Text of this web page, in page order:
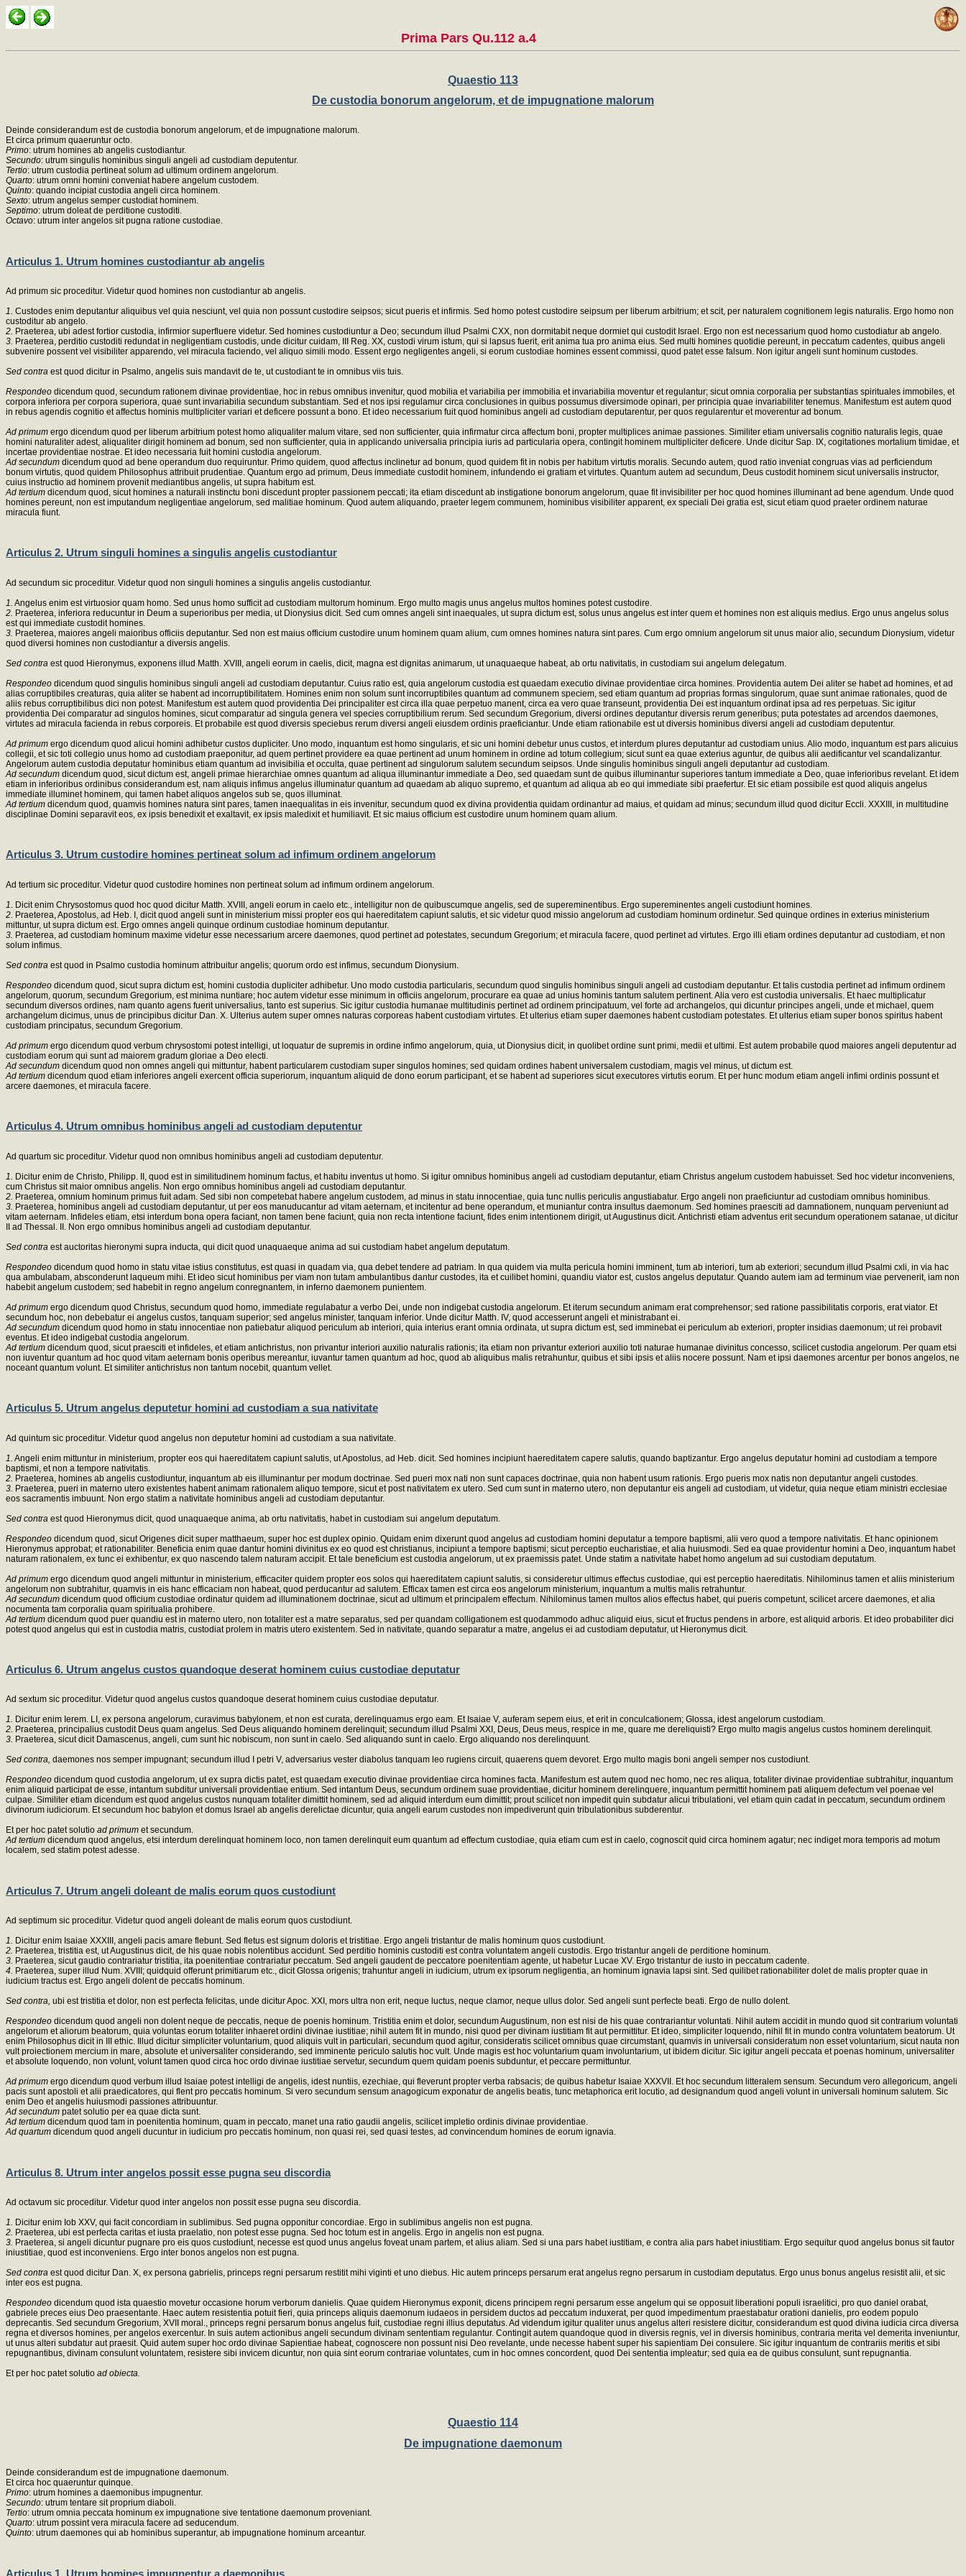
Prima Pars Qu.112 a.4
Quaestio 113
De custodia bonorum angelorum, et de impugnatione malorum
Deinde considerandum est de custodia bonorum angelorum, et de impugnatione malorum.
Et circa primum quaeruntur octo.
Primo: utrum homines ab angelis custodiantur.
Secundo: utrum singulis hominibus singuli angeli ad custodiam deputentur.
Tertio: utrum custodia pertineat solum ad ultimum ordinem angelorum.
Quarto: utrum omni homini conveniat habere angelum custodem.
Quinto: quando incipiat custodia angeli circa hominem.
Sexto: utrum angelus semper custodiat hominem.
Septimo: utrum doleat de perditione custoditi.
Octavo: utrum inter angelos sit pugna ratione custodiae.
Articulus 1. Utrum homines custodiantur ab angelis
Ad primum sic proceditur. Videtur quod homines non custodiantur ab angelis.
1. Custodes enim deputantur aliquibus vel quia nesciunt, vel quia non possunt custodire seipsos; sicut pueris et infirmis. Sed homo potest custodire seipsum per liberum arbitrium; et scit, per naturalem cognitionem legis naturalis. Ergo homo non
custoditur ab angelo.
2. Praeterea, ubi adest fortior custodia, infirmior superfluere videtur. Sed homines custodiuntur a Deo; secundum illud Psalmi CXX, non dormitabit neque dormiet qui custodit Israel. Ergo non est necessarium quod homo custodiatur ab angelo.
3. Praeterea, perditio custoditi redundat in negligentiam custodis, unde dicitur cuidam, III Reg. XX, custodi virum istum, qui si lapsus fuerit, erit anima tua pro anima eius. Sed multi homines quotidie pereunt, in peccatum cadentes, quibus angeli
subvenire possent vel visibiliter apparendo, vel miracula faciendo, vel aliquo simili modo. Essent ergo negligentes angeli, si eorum custodiae homines essent commissi, quod patet esse falsum. Non igitur angeli sunt hominum custodes.
Sed contra est quod dicitur in Psalmo, angelis suis mandavit de te, ut custodiant te in omnibus viis tuis.
Respondeo dicendum quod, secundum rationem divinae providentiae, hoc in rebus omnibus invenitur, quod mobilia et variabilia per immobilia et invariabilia moventur et regulantur; sicut omnia corporalia per substantias spirituales immobiles, et
corpora inferiora per corpora superiora, quae sunt invariabilia secundum substantiam. Sed et nos ipsi regulamur circa conclusiones in quibus possumus diversimode opinari, per principia quae invariabiliter tenemus. Manifestum est autem quod
in rebus agendis cognitio et affectus hominis multipliciter variari et deficere possunt a bono. Et ideo necessarium fuit quod hominibus angeli ad custodiam deputarentur, per quos regularentur et moverentur ad bonum.
Ad primum ergo dicendum quod per liberum arbitrium potest homo aliqualiter malum vitare, sed non sufficienter, quia infirmatur circa affectum boni, propter multiplices animae passiones. Similiter etiam universalis cognitio naturalis legis, quae
homini naturaliter adest, aliqualiter dirigit hominem ad bonum, sed non sufficienter, quia in applicando universalia principia iuris ad particularia opera, contingit hominem multipliciter deficere. Unde dicitur Sap. IX, cogitationes mortalium timidae, et
incertae providentiae nostrae. Et ideo necessaria fuit homini custodia angelorum.
Ad secundum dicendum quod ad bene operandum duo requiruntur. Primo quidem, quod affectus inclinetur ad bonum, quod quidem fit in nobis per habitum virtutis moralis. Secundo autem, quod ratio inveniat congruas vias ad perficiendum
bonum virtutis, quod quidem Philosophus attribuit prudentiae. Quantum ergo ad primum, Deus immediate custodit hominem, infundendo ei gratiam et virtutes. Quantum autem ad secundum, Deus custodit hominem sicut universalis instructor,
cuius instructio ad hominem provenit mediantibus angelis, ut supra habitum est.
Ad tertium dicendum quod, sicut homines a naturali instinctu boni discedunt propter passionem peccati; ita etiam discedunt ab instigatione bonorum angelorum, quae fit invisibiliter per hoc quod homines illuminant ad bene agendum. Unde quod
homines pereunt, non est imputandum negligentiae angelorum, sed malitiae hominum. Quod autem aliquando, praeter legem communem, hominibus visibiliter apparent, ex speciali Dei gratia est, sicut etiam quod praeter ordinem naturae
miracula fiunt.
Articulus 2. Utrum singuli homines a singulis angelis custodiantur
Ad secundum sic proceditur. Videtur quod non singuli homines a singulis angelis custodiantur.
1. Angelus enim est virtuosior quam homo. Sed unus homo sufficit ad custodiam multorum hominum. Ergo multo magis unus angelus multos homines potest custodire.
2. Praeterea, inferiora reducuntur in Deum a superioribus per media, ut Dionysius dicit. Sed cum omnes angeli sint inaequales, ut supra dictum est, solus unus angelus est inter quem et homines non est aliquis medius. Ergo unus angelus solus
est qui immediate custodit homines.
3. Praeterea, maiores angeli maioribus officiis deputantur. Sed non est maius officium custodire unum hominem quam alium, cum omnes homines natura sint pares. Cum ergo omnium angelorum sit unus maior alio, secundum Dionysium, videtur
quod diversi homines non custodiantur a diversis angelis.
Sed contra est quod Hieronymus, exponens illud Matth. XVIII, angeli eorum in caelis, dicit, magna est dignitas animarum, ut unaquaeque habeat, ab ortu nativitatis, in custodiam sui angelum delegatum.
Respondeo dicendum quod singulis hominibus singuli angeli ad custodiam deputantur. Cuius ratio est, quia angelorum custodia est quaedam executio divinae providentiae circa homines. Providentia autem Dei aliter se habet ad homines, et ad
alias corruptibiles creaturas, quia aliter se habent ad incorruptibilitatem. Homines enim non solum sunt incorruptibiles quantum ad communem speciem, sed etiam quantum ad proprias formas singulorum, quae sunt animae rationales, quod de
aliis rebus corruptibilibus dici non potest. Manifestum est autem quod providentia Dei principaliter est circa illa quae perpetuo manent, circa ea vero quae transeunt, providentia Dei est inquantum ordinat ipsa ad res perpetuas. Sic igitur
providentia Dei comparatur ad singulos homines, sicut comparatur ad singula genera vel species corruptibilium rerum. Sed secundum Gregorium, diversi ordines deputantur diversis rerum generibus; puta potestates ad arcendos daemones,
virtutes ad miracula facienda in rebus corporeis. Et probabile est quod diversis speciebus rerum diversi angeli eiusdem ordinis praeficiantur. Unde etiam rationabile est ut diversis hominibus diversi angeli ad custodiam deputentur.
Ad primum ergo dicendum quod alicui homini adhibetur custos dupliciter. Uno modo, inquantum est homo singularis, et sic uni homini debetur unus custos, et interdum plures deputantur ad custodiam unius. Alio modo, inquantum est pars alicuius
collegii, et sic toti collegio unus homo ad custodiam praeponitur, ad quem pertinet providere ea quae pertinent ad unum hominem in ordine ad totum collegium; sicut sunt ea quae exterius aguntur, de quibus alii aedificantur vel scandalizantur.
Angelorum autem custodia deputatur hominibus etiam quantum ad invisibilia et occulta, quae pertinent ad singulorum salutem secundum seipsos. Unde singulis hominibus singuli angeli deputantur ad custodiam.
Ad secundum dicendum quod, sicut dictum est, angeli primae hierarchiae omnes quantum ad aliqua illuminantur immediate a Deo, sed quaedam sunt de quibus illuminantur superiores tantum immediate a Deo, quae inferioribus revelant. Et idem
etiam in inferioribus ordinibus considerandum est, nam aliquis infimus angelus illuminatur quantum ad quaedam ab aliquo supremo, et quantum ad aliqua ab eo qui immediate sibi praefertur. Et sic etiam possibile est quod aliquis angelus
immediate illuminet hominem, qui tamen habet aliquos angelos sub se, quos illuminat.
Ad tertium dicendum quod, quamvis homines natura sint pares, tamen inaequalitas in eis invenitur, secundum quod ex divina providentia quidam ordinantur ad maius, et quidam ad minus; secundum illud quod dicitur Eccli. XXXIII, in multitudine
disciplinae Domini separavit eos, ex ipsis benedixit et exaltavit, ex ipsis maledixit et humiliavit. Et sic maius officium est custodire unum hominem quam alium.
Articulus 3. Utrum custodire homines pertineat solum ad infimum ordinem angelorum
Ad tertium sic proceditur. Videtur quod custodire homines non pertineat solum ad infimum ordinem angelorum.
1.
Dicit enim Chrysostomus quod hoc quod dicitur Matth. XVIII, angeli eorum in caelo etc., intelligitur non de quibuscumque angelis, sed de supereminentibus. Ergo supereminentes angeli custodiunt homines.
2. Praeterea, Apostolus, ad Heb. I, dicit quod angeli sunt in ministerium missi propter eos qui haereditatem capiunt salutis, et sic videtur quod missio angelorum ad custodiam hominum ordinetur. Sed quinque ordines in exterius ministerium
mittuntur, ut supra dictum est. Ergo omnes angeli quinque ordinum custodiae hominum deputantur.
3. Praeterea, ad custodiam hominum maxime videtur esse necessarium arcere daemones, quod pertinet ad potestates, secundum Gregorium; et miracula facere, quod pertinet ad virtutes. Ergo illi etiam ordines deputantur ad custodiam, et non
solum infimus.
Sed contra est quod in Psalmo custodia hominum attribuitur angelis; quorum ordo est infimus, secundum Dionysium.
Respondeo dicendum quod, sicut supra dictum est, homini custodia dupliciter adhibetur. Uno modo custodia particularis, secundum quod singulis hominibus singuli angeli ad custodiam deputantur. Et talis custodia pertinet ad infimum ordinem
angelorum, quorum, secundum Gregorium, est minima nuntiare; hoc autem videtur esse minimum in officiis angelorum, procurare ea quae ad unius hominis tantum salutem pertinent. Alia vero est custodia universalis. Et haec multiplicatur
secundum diversos ordines, nam quanto agens fuerit universalius, tanto est superius. Sic igitur custodia humanae multitudinis pertinet ad ordinem principatuum, vel forte ad archangelos, qui dicuntur principes angeli, unde et michael, quem
archangelum dicimus, unus de principibus dicitur Dan. X. Ulterius autem super omnes naturas corporeas habent custodiam virtutes. Et ulterius etiam super daemones habent custodiam potestates. Et ulterius etiam super bonos spiritus habent
custodiam principatus, secundum Gregorium.
Ad primum ergo dicendum quod verbum chrysostomi potest intelligi, ut loquatur de supremis in ordine infimo angelorum, quia, ut Dionysius dicit, in quolibet ordine sunt primi, medii et ultimi. Est autem probabile quod maiores angeli deputentur ad
custodiam eorum qui sunt ad maiorem gradum gloriae a Deo electi.
Ad secundum dicendum quod non omnes angeli qui mittuntur, habent particularem custodiam super singulos homines; sed quidam ordines habent universalem custodiam, magis vel minus, ut dictum est.
Ad tertium dicendum quod etiam inferiores angeli exercent officia superiorum, inquantum aliquid de dono eorum participant, et se habent ad superiores sicut executores virtutis eorum. Et per hunc modum etiam angeli infimi ordinis possunt et
arcere daemones, et miracula facere.
Articulus 4. Utrum omnibus hominibus angeli ad custodiam deputentur
Ad quartum sic proceditur. Videtur quod non omnibus hominibus angeli ad custodiam deputentur.
1.
Dicitur enim de Christo, Philipp. II, quod est in similitudinem hominum factus, et habitu inventus ut homo. Si igitur omnibus hominibus angeli ad custodiam deputantur, etiam Christus angelum custodem habuisset. Sed hoc videtur inconveniens,
cum Christus sit maior omnibus angelis. Non ergo omnibus hominibus angeli ad custodiam deputantur.
2. Praeterea, omnium hominum primus fuit adam. Sed sibi non competebat habere angelum custodem, ad minus in statu innocentiae, quia tunc nullis periculis angustiabatur. Ergo angeli non praeficiuntur ad custodiam omnibus hominibus.
3. Praeterea, hominibus angeli ad custodiam deputantur, ut per eos manuducantur ad vitam aeternam, et incitentur ad bene operandum, et muniantur contra insultus daemonum. Sed homines praesciti ad damnationem, nunquam perveniunt ad
vitam aeternam. Infideles etiam, etsi interdum bona opera faciant, non tamen bene faciunt, quia non recta intentione faciunt, fides enim intentionem dirigit, ut Augustinus dicit. Antichristi etiam adventus erit secundum operationem satanae, ut dicitur
II ad Thessal. II. Non ergo omnibus hominibus angeli ad custodiam deputantur.
Sed contra est auctoritas hieronymi supra inducta, qui dicit quod unaquaeque anima ad sui custodiam habet angelum deputatum.
Respondeo dicendum quod homo in statu vitae istius constitutus, est quasi in quadam via, qua debet tendere ad patriam. In qua quidem via multa pericula homini imminent, tum ab interiori, tum ab exteriori; secundum illud Psalmi cxli, in via hac
qua ambulabam, absconderunt laqueum mihi. Et ideo sicut hominibus per viam non tutam ambulantibus dantur custodes, ita et cuilibet homini, quandiu viator est, custos angelus deputatur. Quando autem iam ad terminum viae pervenerit, iam non
habebit angelum custodem; sed habebit in regno angelum conregnantem, in inferno daemonem punientem.
Ad primum ergo dicendum quod Christus, secundum quod homo, immediate regulabatur a verbo Dei, unde non indigebat custodia angelorum. Et iterum secundum animam erat comprehensor; sed ratione passibilitatis corporis, erat viator. Et
secundum hoc, non debebatur ei angelus custos, tanquam superior; sed angelus minister, tanquam inferior. Unde dicitur Matth. IV, quod accesserunt angeli et ministrabant ei.
Ad secundum dicendum quod homo in statu innocentiae non patiebatur aliquod periculum ab interiori, quia interius erant omnia ordinata, ut supra dictum est, sed imminebat ei periculum ab exteriori, propter insidias daemonum; ut rei probavit
eventus. Et ideo indigebat custodia angelorum.
Ad tertium dicendum quod, sicut praesciti et infideles, et etiam antichristus, non privantur interiori auxilio naturalis rationis; ita etiam non privantur exteriori auxilio toti naturae humanae divinitus concesso, scilicet custodia angelorum. Per quam etsi
non iuventur quantum ad hoc quod vitam aeternam bonis operibus mereantur, iuvantur tamen quantum ad hoc, quod ab aliquibus malis retrahuntur, quibus et sibi ipsis et aliis nocere possunt. Nam et ipsi daemones arcentur per bonos angelos, ne
noceant quantum volunt. Et similiter antichristus non tantum nocebit, quantum vellet.
Articulus 5. Utrum angelus deputetur homini ad custodiam a sua nativitate
Ad quintum sic proceditur. Videtur quod angelus non deputetur homini ad custodiam a sua nativitate.
1. Angeli enim mittuntur in ministerium, propter eos qui haereditatem capiunt salutis, ut Apostolus, ad Heb. dicit. Sed homines incipiunt haereditatem capere salutis, quando baptizantur. Ergo angelus deputatur homini ad custodiam a tempore
baptismi, et non a tempore nativitatis.
2. Praeterea, homines ab angelis custodiuntur, inquantum ab eis illuminantur per modum doctrinae. Sed pueri mox nati non sunt capaces doctrinae, quia non habent usum rationis. Ergo pueris mox natis non deputantur angeli custodes.
3. Praeterea, pueri in materno utero existentes habent animam rationalem aliquo tempore, sicut et post nativitatem ex utero. Sed cum sunt in materno utero, non deputantur eis angeli ad custodiam, ut videtur, quia neque etiam ministri ecclesiae
eos sacramentis imbuunt. Non ergo statim a nativitate hominibus angeli ad custodiam deputantur.
Sed contra est quod Hieronymus dicit, quod unaquaeque anima, ab ortu nativitatis, habet in custodiam sui angelum deputatum.
Respondeo dicendum quod, sicut Origenes dicit super matthaeum, super hoc est duplex opinio. Quidam enim dixerunt quod angelus ad custodiam homini deputatur a tempore baptismi, alii vero quod a tempore nativitatis. Et hanc opinionem
Hieronymus approbat; et rationabiliter. Beneficia enim quae dantur homini divinitus ex eo quod est christianus, incipiunt a tempore baptismi; sicut perceptio eucharistiae, et alia huiusmodi. Sed ea quae providentur homini a Deo, inquantum habet
naturam rationalem, ex tunc ei exhibentur, ex quo nascendo talem naturam accipit. Et tale beneficium est custodia angelorum, ut ex praemissis patet. Unde statim a nativitate habet homo angelum ad sui custodiam deputatum.
Ad primum ergo dicendum quod angeli mittuntur in ministerium, efficaciter quidem propter eos solos qui haereditatem capiunt salutis, si consideretur ultimus effectus custodiae, qui est perceptio haereditatis. Nihilominus tamen et aliis ministerium
angelorum non subtrahitur, quamvis in eis hanc efficaciam non habeat, quod perducantur ad salutem. Efficax tamen est circa eos angelorum ministerium, inquantum a multis malis retrahuntur.
Ad secundum dicendum quod officium custodiae ordinatur quidem ad illuminationem doctrinae, sicut ad ultimum et principalem effectum. Nihilominus tamen multos alios effectus habet, qui pueris competunt, scilicet arcere daemones, et alia
nocumenta tam corporalia quam spiritualia prohibere.
Ad tertium dicendum quod puer quandiu est in materno utero, non totaliter est a matre separatus, sed per quandam colligationem est quodammodo adhuc aliquid eius, sicut et fructus pendens in arbore, est aliquid arboris. Et ideo probabiliter dici
potest quod angelus qui est in custodia matris, custodiat prolem in matris utero existentem. Sed in nativitate, quando separatur a matre, angelus ei ad custodiam deputatur, ut Hieronymus dicit.
Articulus 6. Utrum angelus custos quandoque deserat hominem cuius custodiae deputatur
Ad sextum sic proceditur. Videtur quod angelus custos quandoque deserat hominem cuius custodiae deputatur.
1. Dicitur enim Ierem. LI, ex persona angelorum, curavimus babylonem, et non est curata, derelinquamus ergo eam. Et Isaiae V, auferam sepem eius, et erit in conculcationem; Glossa, idest angelorum custodiam.
2. Praeterea, principalius custodit Deus quam angelus. Sed Deus aliquando hominem derelinquit; secundum illud Psalmi XXI, Deus, Deus meus, respice in me, quare me dereliquisti? Ergo multo magis angelus custos hominem derelinquit.
3. Praeterea, sicut dicit Damascenus, angeli, cum sunt hic nobiscum, non sunt in caelo. Sed aliquando sunt in caelo. Ergo aliquando nos derelinquunt.
Sed contra, daemones nos semper impugnant; secundum illud I petri V, adversarius vester diabolus tanquam leo rugiens circuit, quaerens quem devoret. Ergo multo magis boni angeli semper nos custodiunt.
Respondeo dicendum quod custodia angelorum, ut ex supra dictis patet, est quaedam executio divinae providentiae circa homines facta. Manifestum est autem quod nec homo, nec res aliqua, totaliter divinae providentiae subtrahitur, inquantum
enim aliquid participat de esse, intantum subditur universali providentiae entium. Sed intantum Deus, secundum ordinem suae providentiae, dicitur hominem derelinquere, inquantum permittit hominem pati aliquem defectum vel poenae vel
culpae. Similiter etiam dicendum est quod angelus custos nunquam totaliter dimittit hominem, sed ad aliquid interdum eum dimittit; prout scilicet non impedit quin subdatur alicui tribulationi, vel etiam quin cadat in peccatum, secundum ordinem
divinorum iudiciorum. Et secundum hoc babylon et domus Israel ab angelis derelictae dicuntur, quia angeli earum custodes non impediverunt quin tribulationibus subderentur.
Et per hoc patet solutio ad primum et secundum.
Ad tertium dicendum quod angelus, etsi interdum derelinquat hominem loco, non tamen derelinquit eum quantum ad effectum custodiae, quia etiam cum est in caelo, cognoscit quid circa hominem agatur; nec indiget mora temporis ad motum
localem, sed statim potest adesse.
Articulus 7. Utrum angeli doleant de malis eorum quos custodiunt
Ad septimum sic proceditur. Videtur quod angeli doleant de malis eorum quos custodiunt.
1. Dicitur enim Isaiae XXXIII, angeli pacis amare flebunt. Sed fletus est signum doloris et tristitiae. Ergo angeli tristantur de malis hominum quos custodiunt.
2. Praeterea, tristitia est, ut Augustinus dicit, de his quae nobis nolentibus accidunt. Sed perditio hominis custoditi est contra voluntatem angeli custodis. Ergo tristantur angeli de perditione hominum.
3. Praeterea, sicut gaudio contrariatur tristitia, ita poenitentiae contrariatur peccatum. Sed angeli gaudent de peccatore poenitentiam agente, ut habetur Lucae XV. Ergo tristantur de iusto in peccatum cadente.
4. Praeterea, super illud Num. XVIII; quidquid offerunt primitiarum etc., dicit Glossa origenis; trahuntur angeli in iudicium, utrum ex ipsorum negligentia, an hominum ignavia lapsi sint. Sed quilibet rationabiliter dolet de malis propter quae in
iudicium tractus est. Ergo angeli dolent de peccatis hominum.
Sed contra, ubi est tristitia et dolor, non est perfecta felicitas, unde dicitur Apoc. XXI, mors ultra non erit, neque luctus, neque clamor, neque ullus dolor. Sed angeli sunt perfecte beati. Ergo de nullo dolent.
Respondeo dicendum quod angeli non dolent neque de peccatis, neque de poenis hominum. Tristitia enim et dolor, secundum Augustinum, non est nisi de his quae contrariantur voluntati. Nihil autem accidit in mundo quod sit contrarium voluntati
angelorum et aliorum beatorum, quia voluntas eorum totaliter inhaeret ordini divinae iustitiae; nihil autem fit in mundo, nisi quod per divinam iustitiam fit aut permittitur. Et ideo, simpliciter loquendo, nihil fit in mundo contra voluntatem beatorum. Ut
enim Philosophus dicit in III ethic. Illud dicitur simpliciter voluntarium, quod aliquis vult in particulari, secundum quod agitur, consideratis scilicet omnibus quae circumstant, quamvis in universali consideratum non esset voluntarium, sicut nauta non
vult proiectionem mercium in mare, absolute et universaliter considerando, sed imminente periculo salutis hoc vult. Unde magis est hoc voluntarium quam involuntarium, ut ibidem dicitur. Sic igitur angeli peccata et poenas hominum, universaliter
et absolute loquendo, non volunt, volunt tamen quod circa hoc ordo divinae iustitiae servetur, secundum quem quidam poenis subduntur, et peccare permittuntur.
Ad primum ergo dicendum quod verbum illud Isaiae potest intelligi de angelis, idest nuntiis, ezechiae, qui fleverunt propter verba rabsacis; de quibus habetur Isaiae XXXVII. Et hoc secundum litteralem sensum. Secundum vero allegoricum, angeli
pacis sunt apostoli et alii praedicatores, qui flent pro peccatis hominum. Si vero secundum sensum anagogicum exponatur de angelis beatis, tunc metaphorica erit locutio, ad designandum quod angeli volunt in universali hominum salutem. Sic
enim Deo et angelis huiusmodi passiones attribuuntur.
Ad secundum patet solutio per ea quae dicta sunt.
Ad tertium dicendum quod tam in poenitentia hominum, quam in peccato, manet una ratio gaudii angelis, scilicet impletio ordinis divinae providentiae.
Ad quartum dicendum quod angeli ducuntur in iudicium pro peccatis hominum, non quasi rei, sed quasi testes, ad convincendum homines de eorum ignavia.
Articulus 8. Utrum inter angelos possit esse pugna seu discordia
Ad octavum sic proceditur. Videtur quod inter angelos non possit esse pugna seu discordia.
1. Dicitur enim Iob XXV, qui facit concordiam in sublimibus. Sed pugna opponitur concordiae. Ergo in sublimibus angelis non est pugna.
2. Praeterea, ubi est perfecta caritas et iusta praelatio, non potest esse pugna. Sed hoc totum est in angelis. Ergo in angelis non est pugna.
3. Praeterea, si angeli dicuntur pugnare pro eis quos custodiunt, necesse est quod unus angelus foveat unam partem, et alius aliam. Sed si una pars habet iustitiam, e contra alia pars habet iniustitiam. Ergo sequitur quod angelus bonus sit fautor
iniustitiae, quod est inconveniens. Ergo inter bonos angelos non est pugna.
Sed contra est quod dicitur Dan. X, ex persona gabrielis, princeps regni persarum restitit mihi viginti et uno diebus. Hic autem princeps persarum erat angelus regno persarum in custodiam deputatus. Ergo unus bonus angelus resistit alii, et sic
inter eos est pugna.
Respondeo dicendum quod ista quaestio movetur occasione horum verborum danielis. Quae quidem Hieronymus exponit, dicens principem regni persarum esse angelum qui se opposuit liberationi populi israelitici, pro quo daniel orabat,
gabriele preces eius Deo praesentante. Haec autem resistentia potuit fieri, quia princeps aliquis daemonum iudaeos in persidem ductos ad peccatum induxerat, per quod impedimentum praestabatur orationi danielis, pro eodem populo
deprecantis. Sed secundum Gregorium, XVII moral., princeps regni persarum bonus angelus fuit, custodiae regni illius deputatus. Ad videndum igitur qualiter unus angelus alteri resistere dicitur, considerandum est quod divina iudicia circa diversa
regna et diversos homines, per angelos exercentur. In suis autem actionibus angeli secundum divinam sententiam regulantur. Contingit autem quandoque quod in diversis regnis, vel in diversis hominibus, contraria merita vel demerita inveniuntur,
ut unus alteri subdatur aut praesit. Quid autem super hoc ordo divinae Sapientiae habeat, cognoscere non possunt nisi Deo revelante, unde necesse habent super his sapientiam Dei consulere. Sic igitur inquantum de contrariis meritis et sibi
repugnantibus, divinam consulunt voluntatem, resistere sibi invicem dicuntur, non quia sint eorum contrariae voluntates, cum in hoc omnes concordent, quod Dei sententia impleatur; sed quia ea de quibus consulunt, sunt repugnantia.
Et per hoc patet solutio ad obiecta.
Quaestio 114
De impugnatione daemonum
Deinde considerandum est de impugnatione daemonum.
Et circa hoc quaeruntur quinque.
Primo: utrum homines a daemonibus impugnentur.
Secundo: utrum tentare sit proprium diaboli.
Tertio: utrum omnia peccata hominum ex impugnatione sive tentatione daemonum proveniant.
Quarto: utrum possint vera miracula facere ad seducendum.
Quinto: utrum daemones qui ab hominibus superantur, ab impugnatione hominum arceantur.
Articulus 1. Utrum homines impugnentur a daemonibus